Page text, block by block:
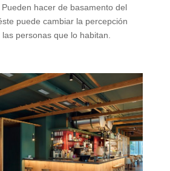
hacer de basamento del
puede cambiar la percepción
personas que lo habitan.